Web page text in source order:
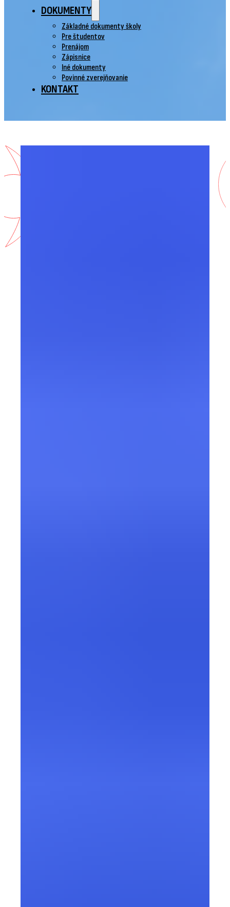
DOKUMENTY
Základné dokumenty školy
Pre študentov
Prenájom
Zápisnice
Iné dokumenty
Povinné zverejňovanie
KONTAKT